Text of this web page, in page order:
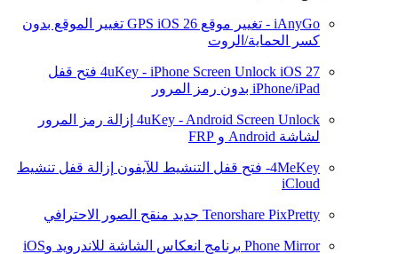
iAnyGo - تغيير موقع GPS iOS 26
تغيير الموقع بدون
كسر الحماية/الروت
4uKey - iPhone Screen Unlock iOS 27
فتح قفل
iPhone/iPad بدون رمز المرور
4uKey - Android Screen Unlock إزالة رمز المرور
لشاشة Android و FRP
4MeKey- فتح قفل التنشيط للآيفون
إزالة قفل تنشيط
iCloud
Tenorshare PixPretty جديد منقح الصور الاحترافي
Phone Mirror برنامج انعكاس الشاشة للاندرويد وiOS